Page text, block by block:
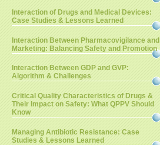
Interaction of Drugs and Medical Devices:
Case Studies & Lessons Learned
Interaction Between Pharmacovigilance and
Marketing: Balancing Safety and Promotion
Interaction Between GDP and GVP:
Algorithm & Challenges
Critical Quality Characteristics of Drugs &
Their Impact on Safety: What QPPV Should
Know
Managing Antibiotic Resistance: Case
Studies & Lessons Learned